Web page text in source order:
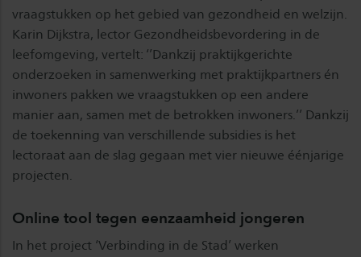
vraagstukken op het gebied van gezondheid en welzijn.
Karin Dijkstra, lector Gezondheidsbevordering in de
leefomgeving, vertelt: ‘’Dankzij praktijkgerichte
onderzoeken in samenwerking met praktijkpartners én
inwoners pakken we vraagstukken op een andere
manier aan, samen met de betrokken inwoners.’’ Dankzij
de toekenning van verschillende subsidies is het
lectoraat aan de slag gegaan met vier nieuwe éénjarige
projecten.
Online tool tegen eenzaamheid jongeren
In het project ‘Verbinding in de Stad’ werken